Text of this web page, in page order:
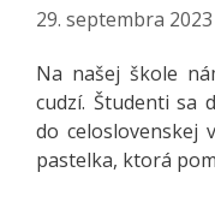
29. septembra 2023
Na našej škole
cudzí. Študenti sa
do celoslovenskej
pastelka, ktorá